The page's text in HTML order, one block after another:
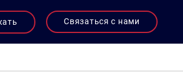
Связаться с нами